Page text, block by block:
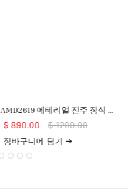
AMD2619 에테리얼 진주 장식 새
틴 웨딩드레스
$ 890.00 $1200.00
장바구니에 담기 ➔